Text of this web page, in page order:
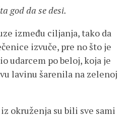
god da se desi.
između ciljanja, tako da
izvuče, pre no što je
udarcem po beloj, koja je
lavinu šarenila na zelenoj
okruženja su bili sve sami